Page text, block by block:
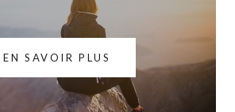
EN SAVOIR PLUS